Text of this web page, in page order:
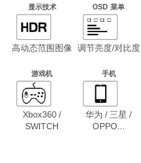
显示技术
高动态范围图像
OSD 菜单
调节亮度/对比度
游戏机
Xbox360 /
SWITCH
手机
华为 / 三星 /
OPPO...